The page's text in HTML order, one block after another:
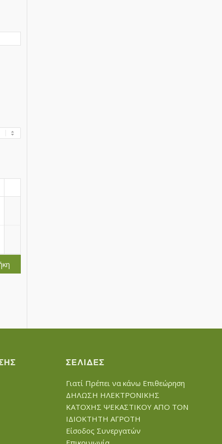
ΣΕΛΊΔΕΣ
Γιατί Πρέπει να κάνω Επιθεώρηση
ΔΗΛΩΣΗ ΗΛΕΚΤΡΟΝΙΚΗΣ
ΚΑΤΟΧΗΣ ΨΕΚΑΣΤΙΚΟΥ ΑΠΟ ΤΟΝ
ΙΔΙΟΚΤΗΤΗ ΑΓΡΟΤΗ
Είσοδος Συνεργατών